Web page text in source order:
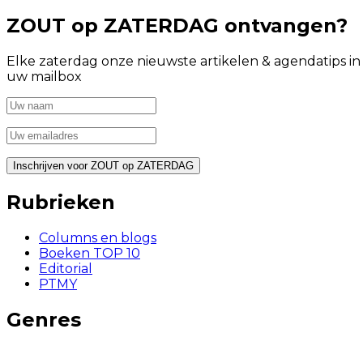
ZOUT op ZATERDAG ontvangen?
Elke zaterdag onze nieuwste artikelen & agendatips in
uw mailbox
Rubrieken
Columns en blogs
Boeken TOP 10
Editorial
PTMY
Genres